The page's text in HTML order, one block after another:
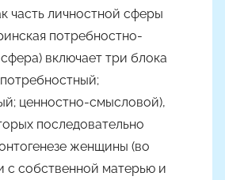
часть личностной сферы
потребностно-
включает три блока
ценностно-смысловой),
последовательно
женщины (во
с собственной матерью и